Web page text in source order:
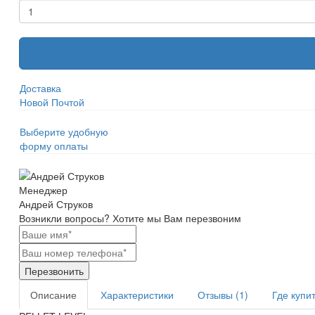
Доставка
Новой Почтой
Выберите удобную
форму оплаты
Менеджер
Андрей Струков
Возникли вопросы? Хотите мы Вам перезвоним
Перезвонить
Описание
Характеристики Отзывы (1)
Где